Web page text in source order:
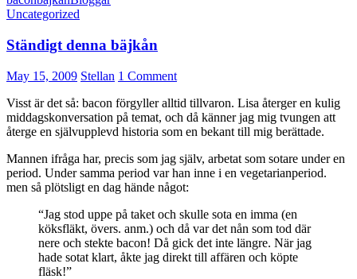
Uncategorized
Ständigt denna bäjkån
May 15, 2009 Stellan 1 Comment
Visst är det så: bacon förgyller alltid tillvaron. Lisa återger en kulig
middagskonversation på temat, och då känner jag mig tvungen att
återge en självupplevd historia som en bekant till mig berättade.
Mannen ifråga har, precis som jag själv, arbetat som sotare under en
period. Under samma period var han inne i en vegetarianperiod.
men så plötsligt en dag hände något:
“Jag stod uppe på taket och skulle sota en imma (en
köksfläkt, övers. anm.) och då var det nån som tod där
nere och stekte bacon! Då gick det inte längre. När jag
hade sotat klart, åkte jag direkt till affären och köpte
fläsk!”